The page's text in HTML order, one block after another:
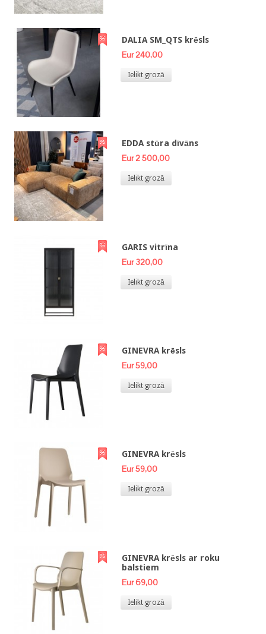
DALIA SM_QTS krēsls
Eur 240,00
Ielikt grozā
EDDA stūra dīvāns
Eur 2 500,00
Ielikt grozā
GARIS vitrīna
Eur 320,00
Ielikt grozā
GINEVRA krēsls
Eur 59,00
Ielikt grozā
GINEVRA krēsls
Eur 59,00
Ielikt grozā
GINEVRA krēsls ar roku
balstiem
Eur 69,00
Ielikt grozā